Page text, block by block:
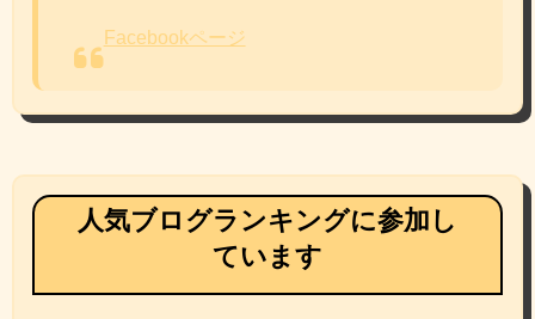
Facebookページ
人気ブログランキングに参加し
ています